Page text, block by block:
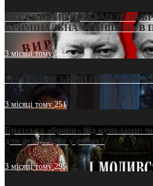
ЕКСКЛЮЗИВ (ДОКУМЕНТИ)/
КРИМІНАЛЬНА ФРАНШИЗА В
3 місяці тому544
МАТЕРИНСЬКИЙ ОМОРФОР В
3 місяці тому251
Братська «броня» під куполами:
для дезертирів у рясах?
3 місяці тому295